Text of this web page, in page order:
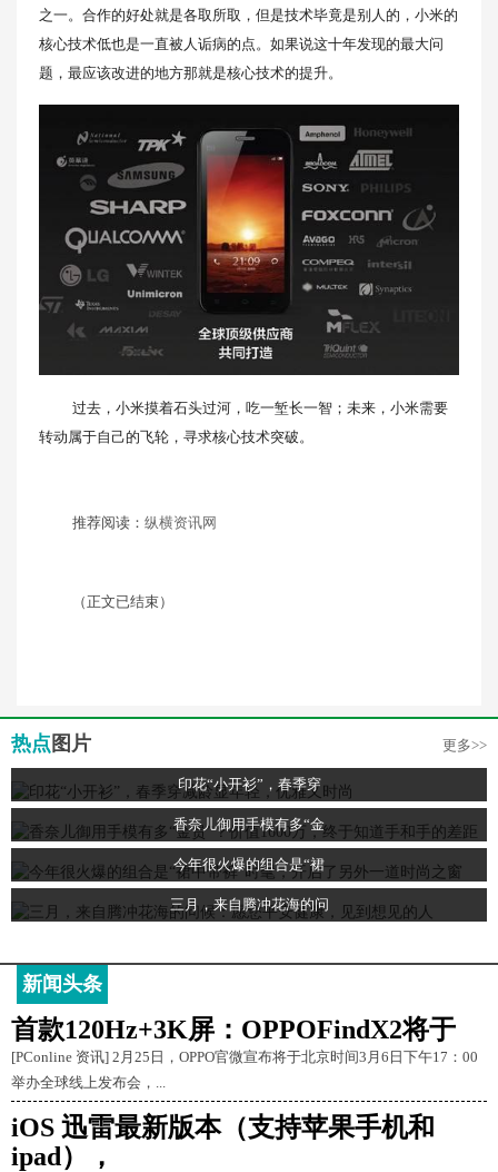
之一。合作的好处就是各取所取，但是技术毕竟是别人的，小米的
核心技术低也是一直被人诟病的点。如果说这十年发现的最大问
题，最应该改进的地方那就是核心技术的提升。
过去，小米摸着石头过河，吃一堑长一智；未来，小米需要
转动属于自己的飞轮，寻求核心技术突破。
推荐阅读： 纵横资讯网
（正文已结束）
热点 图片 更多>>
印花“小开衫”，春季穿
香奈儿御用手模有多“金
今年很火爆的组合是“裙
三月，来自腾冲花海的问
新闻头条
首款120Hz+3K屏：OPPOFindX2将于
[PConline 资讯] 2月25日，OPPO官微宣布将于北京时间3月6日下午17：00
举办全球线上发布会，...
iOS 迅雷最新版本（支持苹果手机和
ipad），